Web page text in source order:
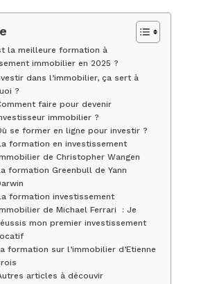
la meilleure formation à
immobilier en 2025 ?
dans l’immobilier, ça sert à
?
faire pour devenir
immobilier ?
se former en ligne pour investir ?
formation en investissement
de Christopher Wangen
formation Greenbull de Yann
formation investissement
de Michael Ferrari : Je
mon premier investissement
formation sur l’immobilier d’Etienne
articles à découvir